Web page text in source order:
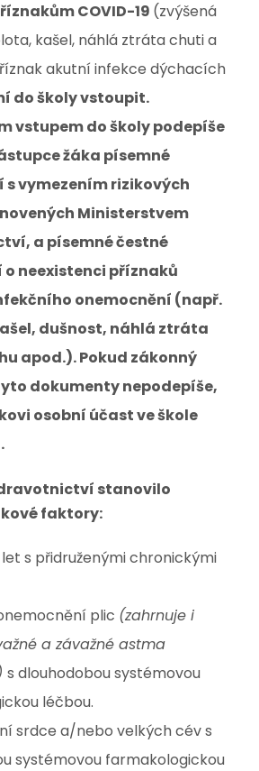
COVID-19 (zvýšená
kašel, náhlá ztráta chuti a
akutní infekce dýchacích
do školy vstoupit.
vstupem do školy podepíše
žáka písemné
s vymezením rizikových
Ministerstvem
a písemné čestné
neexistenci příznaků
onemocnění (např.
dušnost, náhlá ztráta
apod.). Pokud zákonný
dokumenty nepodepíše,
osobní účast ve škole
stanovilo
faktory:
s přidruženými chronickými
plic (zahrnuje i
a závažné astma
s dlouhodobou systémovou
léčbou.
srdce a/nebo velkých cév s
systémovou farmakologickou